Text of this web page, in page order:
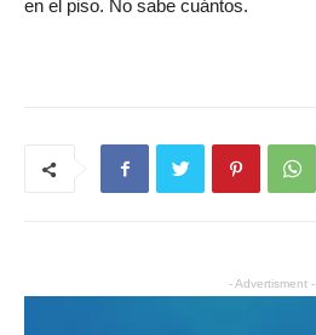
en el piso. No sabe cuántos.
- Advertisment -